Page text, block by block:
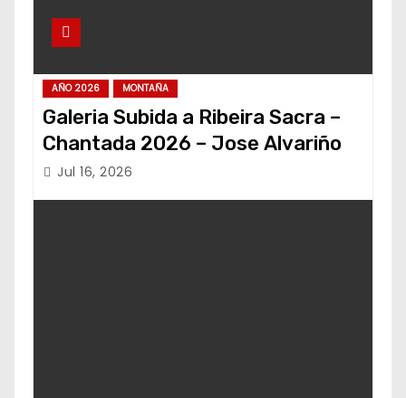
AÑO 2026 MONTAÑA
Galeria Subida a Ribeira Sacra –
Chantada 2026 – Jose Alvariño
Jul 16, 2026